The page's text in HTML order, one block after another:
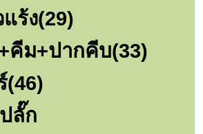
ร้ง(29)
คีม+ปากคีบ(33)
(46)
ลั๊ก